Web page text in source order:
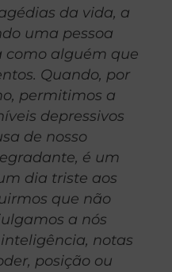
da vida, a
uma pessoa
como alguém que
Quando, por
permitimos a
depressivos
de nosso
é um
dia triste aos
que não
a nós
notas
posição ou